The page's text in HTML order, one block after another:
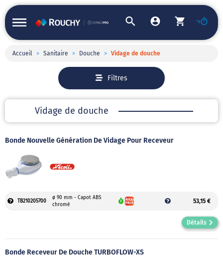
Accueil > Sanitaire > Douche > Vidage de douche
Filtres
Vidage de douche
Bonde Nouvelle Génération De Vidage Pour Receveur
TB210205700
ø 90 mm - Capot ABS
chromé
53,15 €
Détails
Bonde Receveur De Douche TURBOFLOW-XS